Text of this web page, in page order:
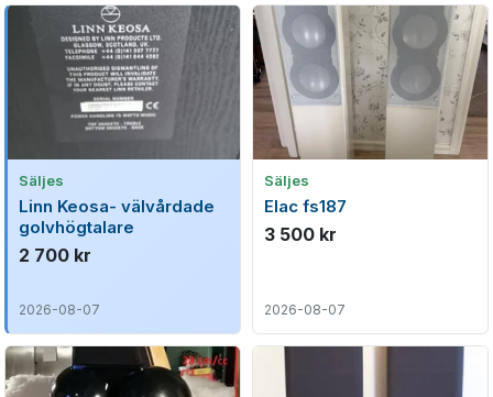
Säljes
Linn Keosa- välvårdade
golvhögtalare
2 700 kr
2026-08-07
Säljes
Elac fs187
3 500 kr
2026-08-07